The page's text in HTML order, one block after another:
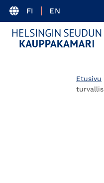
FI EN
Etusivu